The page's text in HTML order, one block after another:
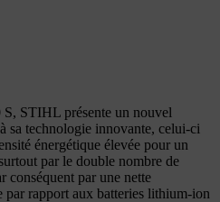
STIHL présente un nouvel
sa technologie innovante, celui-ci
énergétique élevée pour un
par le double nombre de
conséquent par une nette
par rapport aux batteries lithium-ion